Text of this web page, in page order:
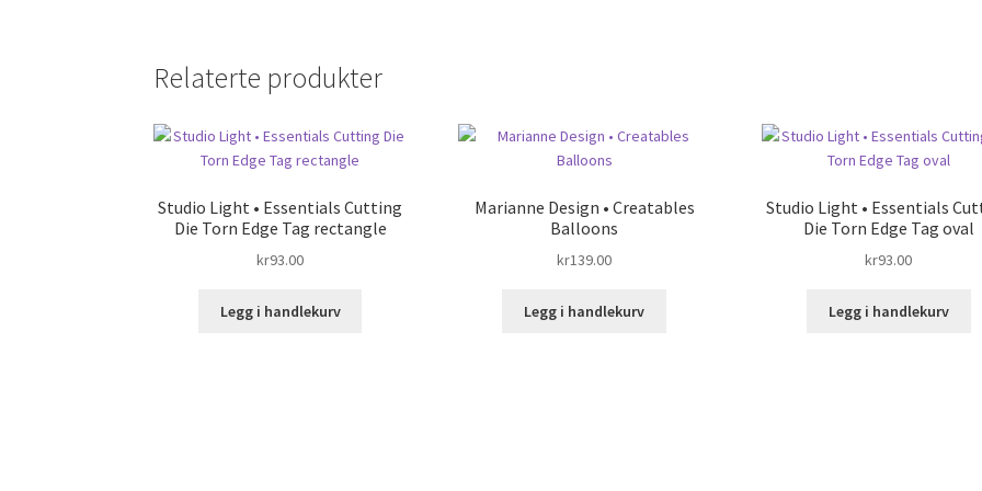
Relaterte produkter
Studio Light • Essentials Cutting
Die Torn Edge Tag rectangle
kr93.00
Legg i handlekurv
Marianne Design • Creatables
Balloons
kr139.00
Legg i handlekurv
Studio Light • Essentials
Die Torn Edge Tag oval
kr93.00
Legg i handlekurv